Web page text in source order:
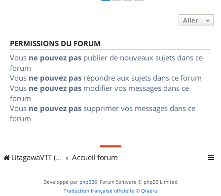
Aller
PERMISSIONS DU FORUM
Vous ne pouvez pas publier de nouveaux sujets dans ce
forum
Vous ne pouvez pas répondre aux sujets dans ce forum
Vous ne pouvez pas modifier vos messages dans ce
forum
Vous ne pouvez pas supprimer vos messages dans ce
forum
UtagawaVTT (Randos VTT et VTTAE avec traces GPS) Accueil forum
Développé par phpBB® Forum Software © phpBB Limited
Traduction française officielle © Qiaeru